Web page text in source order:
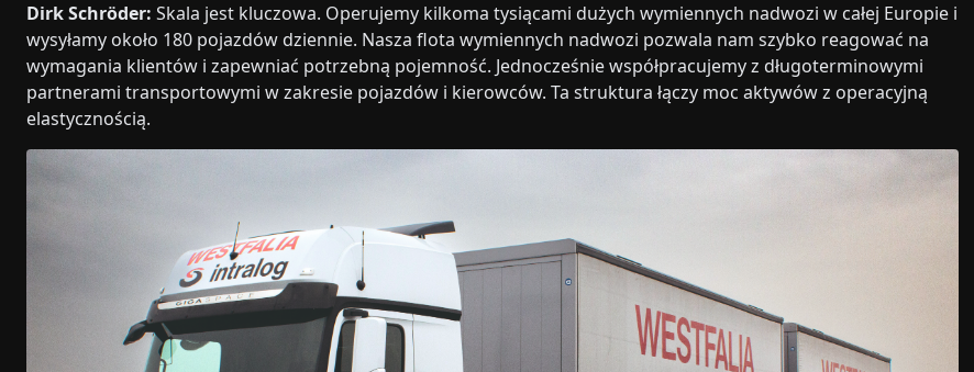
Dirk Schröder: Skala jest kluczowa. Operujemy kilkoma tysiącami dużych wymiennych nadwozi w całej Europie i
wysyłamy około 180 pojazdów dziennie. Nasza flota wymiennych nadwozi pozwala nam szybko reagować na
wymagania klientów i zapewniać potrzebną pojemność. Jednocześnie współpracujemy z długoterminowymi
partnerami transportowymi w zakresie pojazdów i kierowców. Ta struktura łączy moc aktywów z operacyjną
elastycznością.